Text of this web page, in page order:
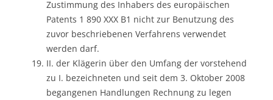
Zustimmung des Inhabers des europäischen
Patents 1 890 XXX B1 nicht zur Benutzung des
zuvor beschriebenen Verfahrens verwendet
werden darf.
II. der Klägerin über den Umfang der vorstehend
zu I. bezeichneten und seit dem 3. Oktober 2008
begangenen Handlungen Rechnung zu legen